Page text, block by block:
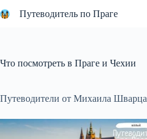
к
Путеводитель по Праге
Что посмотреть в Праге и Чехии
Путеводители от Михаила Шварца